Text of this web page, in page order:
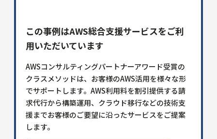
この事例はAWS総合支援サービスをご利
用いただいています
AWSコンサルティングパートナーアワード受賞の
クラスメソッドは、お客様のAWS活用を様々な形
でサポートします。AWS利用料を割引提供する請
求代行から構築運用、クラウド移行などの技術支
援までお客様のご要望に沿ったサービスをご提案
します。